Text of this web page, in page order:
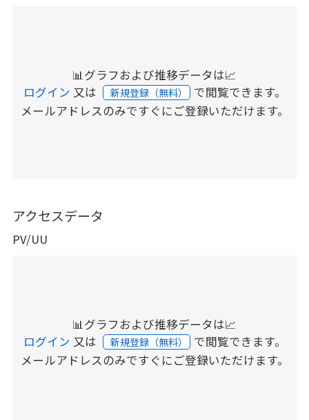
📊グラフおよび推移データは📈
ログイン 又は 新規登録（無料） で閲覧できます。
メールアドレスのみですぐにご登録いただけます。
アクセスデータ
PV/UU
📊グラフおよび推移データは📈
ログイン 又は 新規登録（無料） で閲覧できます。
メールアドレスのみですぐにご登録いただけます。